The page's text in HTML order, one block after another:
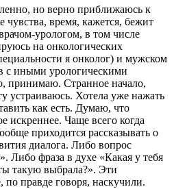
но верно приближаюсь к
время, кажется, бежит
урологом, в том числе
на онкологических
я онколог) и мужском
с иными урологическими
принимаю. Странное начало,
устраиваюсь. Хотела уже нажать
как есть. Думаю, что
искреннее. Чаще всего когда
приходится рассказывать о
диалога. Либо вопрос
Либо фраза в духе «Какая у тебя
такую выбрала?». Эти
правде говоря, наскучили.